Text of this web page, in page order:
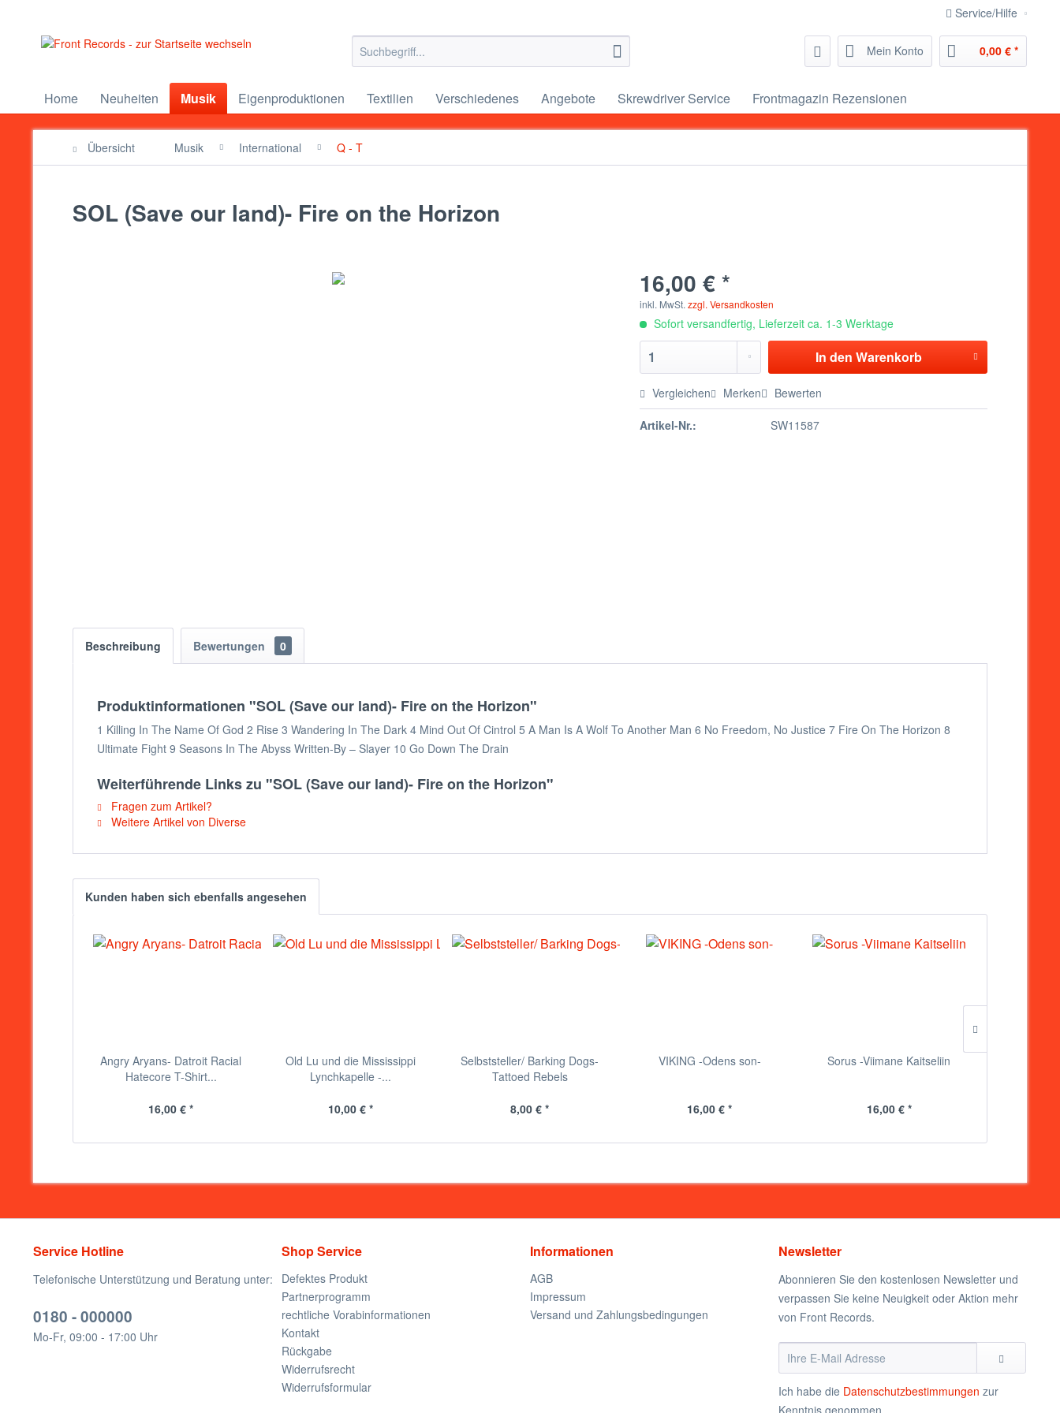
Service/Hilfe
Mein Konto 0,00 € *
Home Neuheiten Musik Eigenproduktionen Textilien Verschiedenes Angebote Skrewdriver Service Frontmagazin Rezensionen
Übersicht Musik International Q - T
SOL (Save our land)- Fire on the Horizon
16,00 € *
inkl. MwSt.zzgl. Versandkosten
Sofort versandfertig, Lieferzeit ca. 1-3 Werktage
In den Warenkorb
Vergleichen Merken Bewerten
Artikel-Nr.: SW11587
Beschreibung Bewertungen 0
Produktinformationen "SOL (Save our land)- Fire on the Horizon"
1 Killing In The Name Of God 2 Rise 3 Wandering In The Dark 4 Mind Out Of Cintrol 5 A Man Is A Wolf To Another Man 6 No Freedom, No Justice 7 Fire On The Horizon 8
Ultimate Fight 9 Seasons In The Abyss Written-By – Slayer 10 Go Down The Drain
Weiterführende Links zu "SOL (Save our land)- Fire on the Horizon"
Fragen zum Artikel?
Weitere Artikel von Diverse
Kunden haben sich ebenfalls angesehen
Angry Aryans- Datroit Racial
Hatecore T-Shirt...
16,00 € *
Old Lu und die Mississippi
Lynchkapelle -...
10,00 € *
Selbststeller/ Barking Dogs-
Tattoed Rebels
8,00 € *
VIKING -Odens son-
16,00 € *
Sorus -Viimane Kaitseliin
16,00 € *
Service Hotline
Telefonische Unterstützung und Beratung unter:
0180 - 000000
Mo-Fr, 09:00 - 17:00 Uhr
Shop Service
Defektes Produkt
Partnerprogramm
rechtliche Vorabinformationen
Kontakt
Rückgabe
Widerrufsrecht
Widerrufsformular
Informationen
AGB
Impressum
Versand und Zahlungsbedingungen
Newsletter
Abonnieren Sie den kostenlosen Newsletter und
verpassen Sie keine Neuigkeit oder Aktion mehr
von Front Records.
Ich habe die Datenschutzbestimmungen zur
Kenntnis genommen.